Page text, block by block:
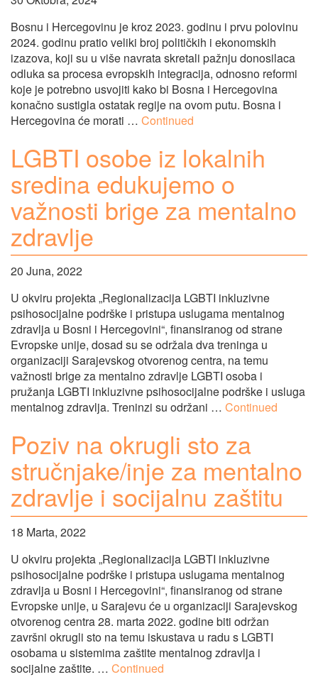
Bosnu i Hercegovinu je kroz 2023. godinu i prvu polovinu
2024. godinu pratio veliki broj političkih i ekonomskih
izazova, koji su u više navrata skretali pažnju donosilaca
odluka sa procesa evropskih integracija, odnosno reformi
koje je potrebno usvojiti kako bi Bosna i Hercegovina
konačno sustigla ostatak regije na ovom putu. Bosna i
Hercegovina će morati … Continued
LGBTI osobe iz lokalnih
sredina edukujemo o
važnosti brige za mentalno
zdravlje
20 Juna, 2022
U okviru projekta „Regionalizacija LGBTI inkluzivne
psihosocijalne podrške i pristupa uslugama mentalnog
zdravlja u Bosni i Hercegovini“, finansiranog od strane
Evropske unije, dosad su se održala dva treninga u
organizaciji Sarajevskog otvorenog centra, na temu
važnosti brige za mentalno zdravlje LGBTI osoba i
pružanja LGBTI inkluzivne psihosocijalne podrške i usluga
mentalnog zdravlja. Treninzi su održani … Continued
Poziv na okrugli sto za
stručnjake/inje za mentalno
zdravlje i socijalnu zaštitu
18 Marta, 2022
U okviru projekta „Regionalizacija LGBTI inkluzivne
psihosocijalne podrške i pristupa uslugama mentalnog
zdravlja u Bosni i Hercegovini“, finansiranog od strane
Evropske unije, u Sarajevu će u organizaciji Sarajevskog
otvorenog centra 28. marta 2022. godine biti održan
završni okrugli sto na temu iskustava u radu s LGBTI
osobama u sistemima zaštite mentalnog zdravlja i
socijalne zaštite. … Continued